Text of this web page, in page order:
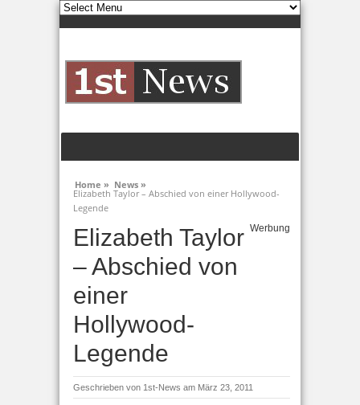
Home » News »
Elizabeth Taylor – Abschied von einer Hollywood-
Legende
Elizabeth Taylor
– Abschied von
einer
Hollywood-
Legende
Werbung
Geschrieben von 1st-News am März 23, 2011